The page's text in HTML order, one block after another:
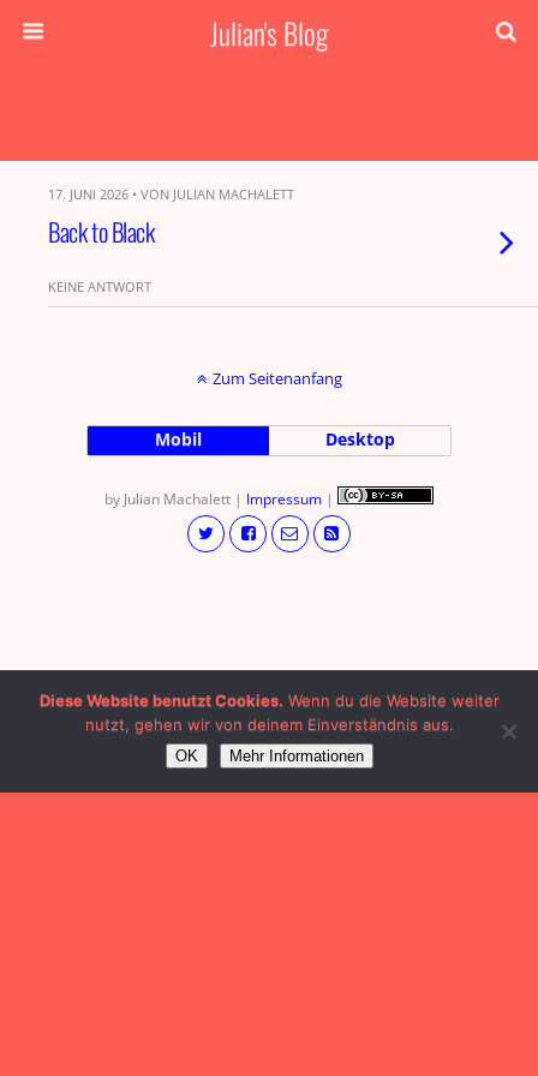
Julian's Blog
17. JUNI 2026 • VON JULIAN MACHALETT
Back to Black
KEINE ANTWORT
Zum Seitenanfang
Mobil Desktop
by Julian Machalett | Impressum |
Diese Website benutzt Cookies. Wenn du die Website weiter
nutzt, gehen wir von deinem Einverständnis aus.
OK Mehr Informationen